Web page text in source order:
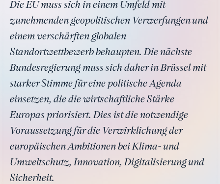
Die EU muss sich in einem Umfeld mit
zunehmenden geopolitischen Verwerfungen und
einem verschärften globalen
Standortwettbewerb behaupten. Die nächste
Bundesregierung muss sich daher in Brüssel mit
starker Stimme für eine politische Agenda
einsetzen, die die wirtschaftliche Stärke
Europas priorisiert. Dies ist die notwendige
Voraussetzung für die Verwirklichung der
europäischen Ambitionen bei Klima- und
Umweltschutz, Innovation, Digitalisierung und
Sicherheit.